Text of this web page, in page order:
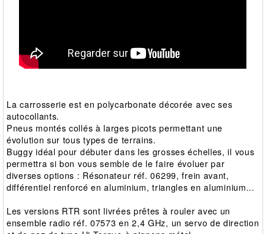
La carrosserie est en polycarbonate décorée avec ses
autocollants.
Pneus montés collés à larges picots permettant une
évolution sur tous types de terrains.
Buggy idéal pour débuter dans les grosses échelles, il vous
permettra si bon vous semble de le faire évoluer par
diverses options : Résonateur réf. 06299, frein avant,
différentiel renforcé en aluminium, triangles en aluminium...
Les versions RTR sont livrées prêtes à rouler avec un
ensemble radio réf. 07573 en 2,4 GHz, un servo de direction